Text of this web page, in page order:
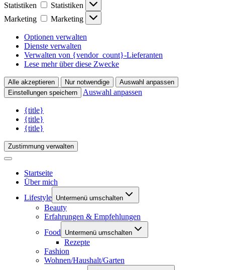
Statistiken
Statistiken
Marketing
Marketing
Optionen verwalten
Dienste verwalten
Verwalten von {vendor_count}-Lieferanten
Lese mehr über diese Zwecke
Alle akzeptieren Nur notwendige
Auswahl anpassen
Einstellungen speichern
Auswahl anpassen
{title}
{title}
{title}
Zustimmung verwalten
Startseite
Über mich
Lifestyle Untermenü umschalten
Beauty
Erfahrungen & Empfehlungen
Food
Untermenü umschalten
Rezepte
Fashion
Wohnen/Haushalt/Garten